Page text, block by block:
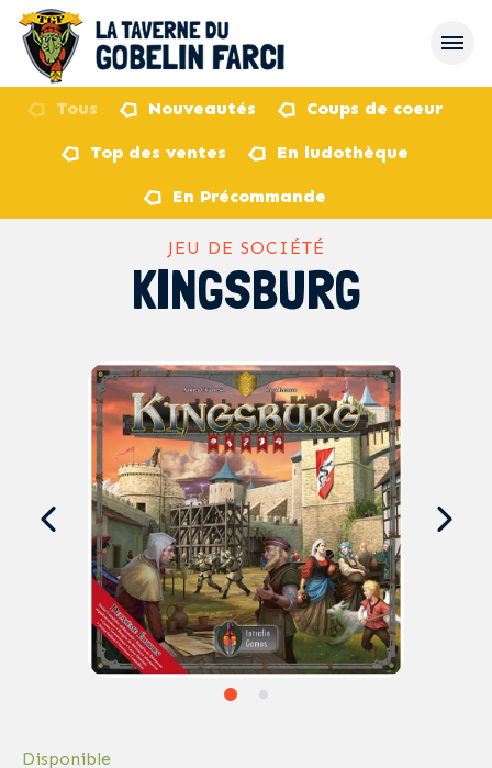
Tous Nouveautés Coups de coeur
Top des ventes En ludothèque
En Précommande
JEU DE SOCIÉTÉ
KINGSBURG
Disponible